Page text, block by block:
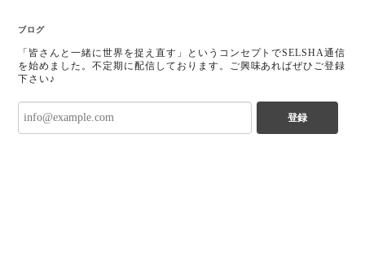
ブログ
「皆さんと一緒に世界を捉え直す」というコンセプトでSELSHA通信
を始めました。不定期に配信しております。ご興味あればぜひご登録
下さい♪
登録